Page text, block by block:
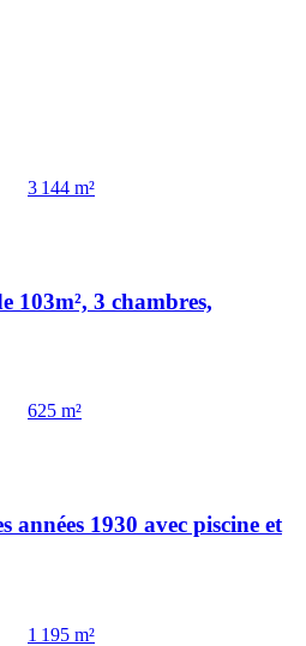
3 144 m²
103m², 3 chambres,
625 m²
années 1930 avec piscine et
1 195 m²